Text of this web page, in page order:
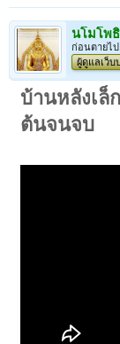
นโมโพ
ก่อนตายไป
ผู้ดูแลเว็บ
บ้านหลังเล็
ต้นจนจบ